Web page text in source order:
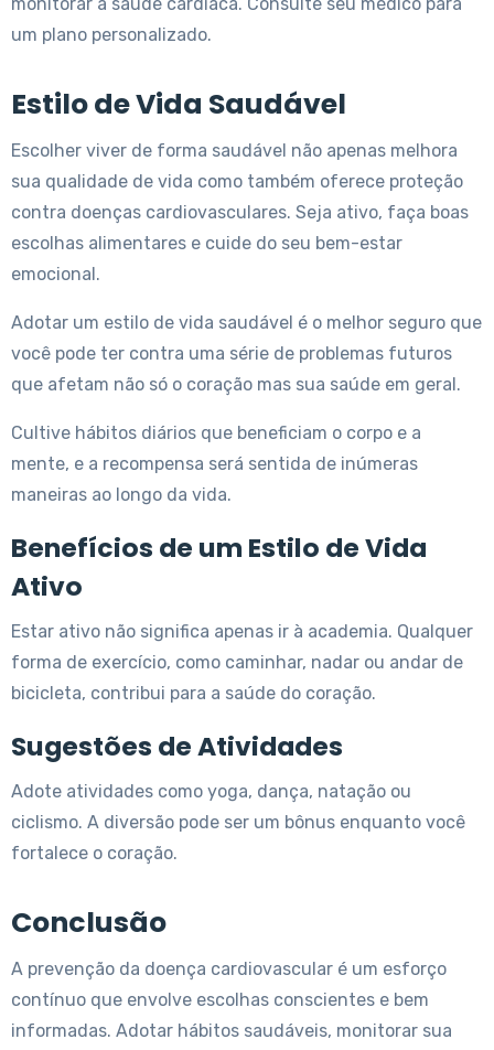
um plano personalizado.
Estilo de Vida Saudável
Escolher viver de forma saudável não apenas melhora
sua qualidade de vida como também oferece proteção
contra doenças cardiovasculares. Seja ativo, faça boas
escolhas alimentares e cuide do seu bem-estar
emocional.
Adotar um estilo de vida saudável é o melhor seguro que
você pode ter contra uma série de problemas futuros
que afetam não só o coração mas sua saúde em geral.
Cultive hábitos diários que beneficiam o corpo e a
mente, e a recompensa será sentida de inúmeras
maneiras ao longo da vida.
Benefícios de um Estilo de Vida
Ativo
Estar ativo não significa apenas ir à academia. Qualquer
forma de exercício, como caminhar, nadar ou andar de
bicicleta, contribui para a saúde do coração.
Sugestões de Atividades
Adote atividades como yoga, dança, natação ou
ciclismo. A diversão pode ser um bônus enquanto você
fortalece o coração.
Conclusão
A prevenção da doença cardiovascular é um esforço
contínuo que envolve escolhas conscientes e bem
informadas. Adotar hábitos saudáveis, monitorar sua